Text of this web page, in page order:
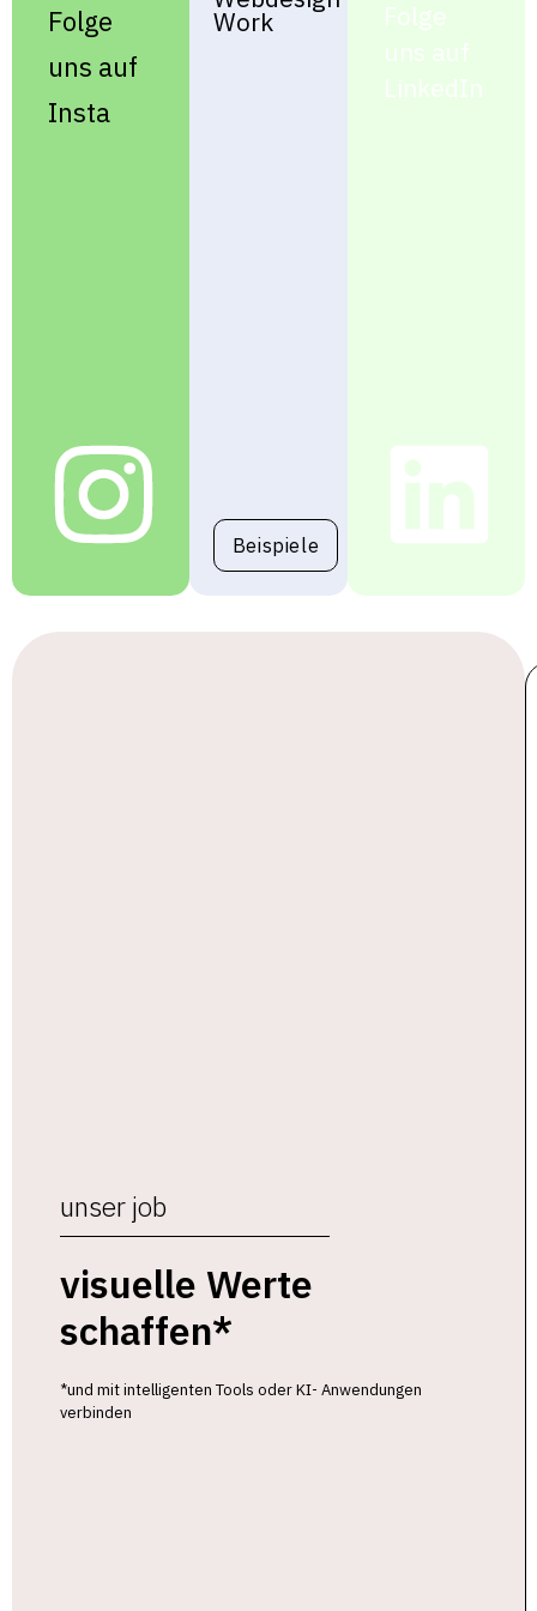
Folge
uns auf
Insta
Beispiele
Work
Folge
uns auf
LinkedIn
unser job
visuelle Werte
schaffen*
*und mit intelligenten Tools oder KI- Anwendungen
verbinden